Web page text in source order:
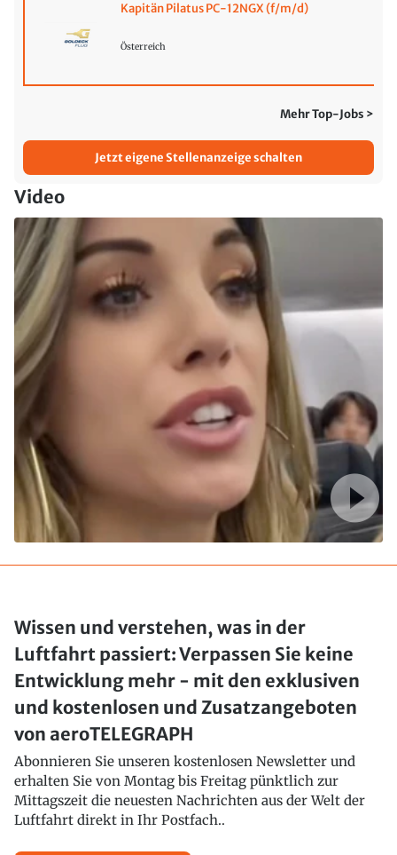
Kapitän Pilatus PC-12NGX (f/m/d)
Österreich
Mehr Top-Jobs >
Jetzt eigene Stellenanzeige schalten
Video
Wissen und verstehen, was in der
Luftfahrt passiert: Verpassen Sie keine
Entwicklung mehr - mit den exklusiven
und kostenlosen und Zusatzangeboten
von aeroTELEGRAPH
Abonnieren Sie unseren kostenlosen Newsletter und
erhalten Sie von Montag bis Freitag pünktlich zur
Mittagszeit die neuesten Nachrichten aus der Welt der
Luftfahrt direkt in Ihr Postfach..